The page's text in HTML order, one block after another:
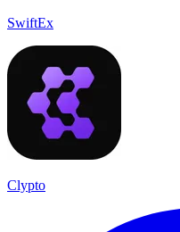
SwiftEx
Clypto